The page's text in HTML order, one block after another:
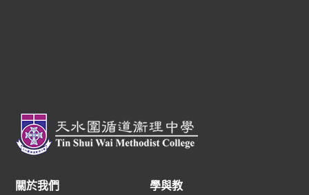
關於我們 學與教